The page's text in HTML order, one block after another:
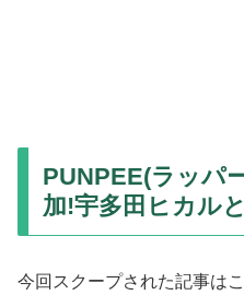
PUNPEE(ラッパ
加!宇多田ヒカル
今回スクープされた記事はこ